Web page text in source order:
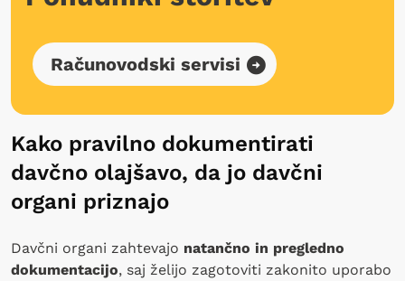
Računovodski servisi
Kako pravilno dokumentirati
davčno olajšavo, da jo davčni
organi priznajo
Davčni organi zahtevajo natančno in pregledno
dokumentacijo, saj želijo zagotoviti zakonito uporabo